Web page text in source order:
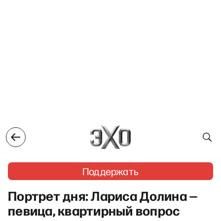
Поддержать
Портрет дня: Лариса Долина —
певица, квартирный вопрос